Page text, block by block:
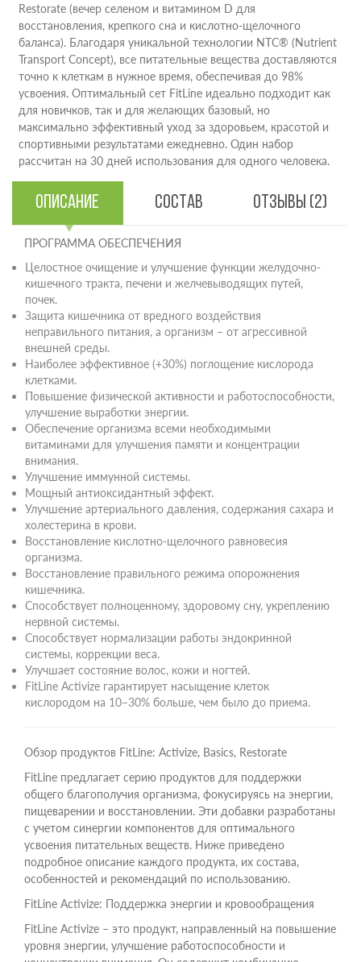
Restorate (вечер селеном и витамином D для
восстановления, крепкого сна и кислотно-щелочного
баланса). Благодаря уникальной технологии NTC® (Nutrient
Transport Concept), все питательные вещества доставляются
точно к клеткам в нужное время, обеспечивая до 98%
усвоения. Оптимальный сет FitLine идеально подходит как
для новичков, так и для желающих базовый, но
максимально эффективный уход за здоровьем, красотой и
спортивными результатами ежедневно. Один набор
рассчитан на 30 дней использования для одного человека.
Описание Состав Отзывы (2)
ПРОГРАММА ОБЕСПЕЧЕНИЯ
Целостное очищение и улучшение функции желудочно-
кишечного тракта, печени и желчевыводящих путей,
почек.
Защита кишечника от вредного воздействия
неправильного питания, а организм – от агрессивной
внешней среды.
Наиболее эффективное (+30%) поглощение кислорода
клетками.
Повышение физической активности и работоспособности,
улучшение выработки энергии.
Обеспечение организма всеми необходимыми
витаминами для улучшения памяти и концентрации
внимания.
Улучшение иммунной системы.
Мощный антиоксидантный эффект.
Улучшение артериального давления, содержания сахара и
холестерина в крови.
Восстановление кислотно-щелочного равновесия
организма.
Восстановление правильного режима опорожнения
кишечника.
Способствует полноценному, здоровому сну, укреплению
нервной системы.
Способствует нормализации работы эндокринной
системы, коррекции веса.
Улучшает состояние волос, кожи и ногтей.
FitLine Activize гарантирует насыщение клеток
кислородом на 10–30% больше, чем было до приема.
Обзор продуктов FitLine: Activize, Basics, Restorate
FitLine предлагает серию продуктов для поддержки
общего благополучия организма, фокусируясь на энергии,
пищеварении и восстановлении. Эти добавки разработаны
с учетом синергии компонентов для оптимального
усвоения питательных веществ. Ниже приведено
подробное описание каждого продукта, их состава,
особенностей и рекомендаций по использованию.
FitLine Activize: Поддержка энергии и кровообращения
FitLine Activize – это продукт, направленный на повышение
уровня энергии, улучшение работоспособности и